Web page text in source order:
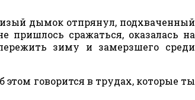
дымок отпрянул, подхваченный
сражаться, оказалась на
зиму и замерзшего среди
говорится в трудах, которые ты